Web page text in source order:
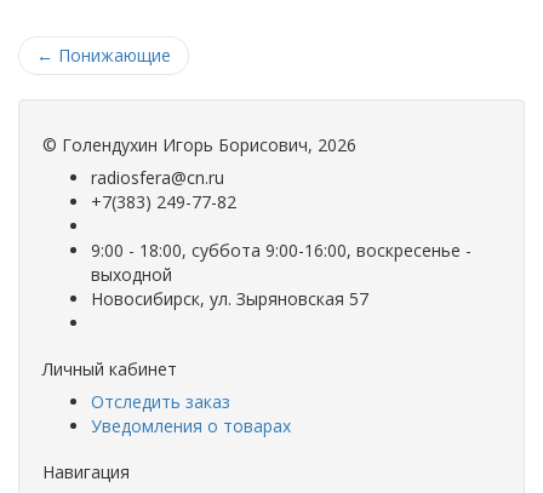
← Понижающие
© Голендухин Игорь Борисович, 2026
radiosfera@cn.ru
+7(383) 249-77-82
9:00 - 18:00, суббота 9:00-16:00, воскресенье -
выходной
Новосибирск, ул. Зыряновская 57
Личный кабинет
Отследить заказ
Уведомления о товарах
Навигация